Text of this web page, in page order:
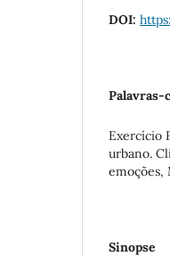
DOI:
Palavras-
Exercício
urbano.
emoções,
Sinopse